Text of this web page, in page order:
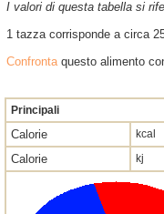
I valori di questa tabella si
1 tazza corrisponde a circa
Confrontaquesto alimento
Principali
Calorie kcal
Calorie kj